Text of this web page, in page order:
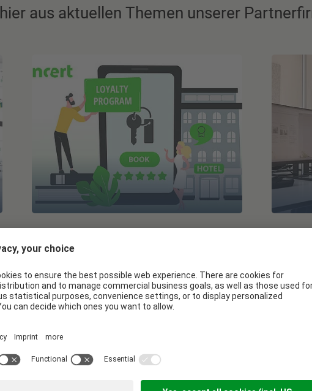
aus aktuellen Themen unserer
Umsatzhebel
Mit Incert neue Gäste binden und
einfach und attraktiv für jedes Stammgast-
Level.
Wer
für Ihr
eine